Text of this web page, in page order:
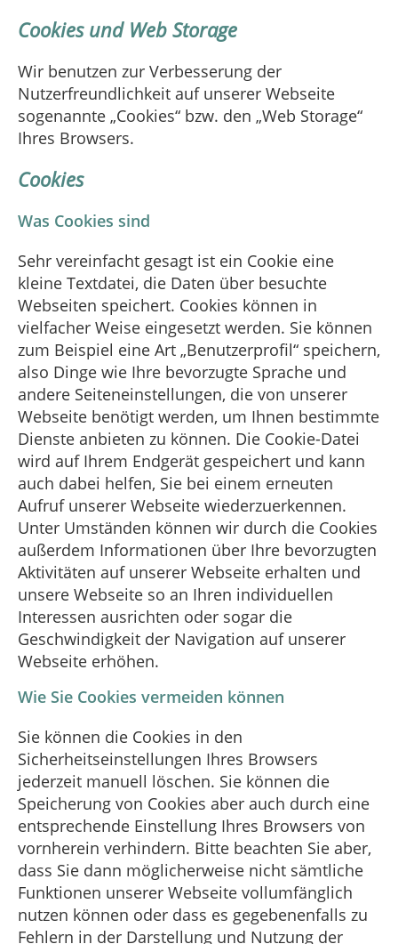
Cookies und Web Storage
Wir benutzen zur Verbesserung der
Nutzerfreundlichkeit auf unserer Webseite
sogenannte „Cookies“ bzw. den „Web Storage“
Ihres Browsers.
Cookies
Was Cookies sind
Sehr vereinfacht gesagt ist ein Cookie eine
kleine Textdatei, die Daten über besuchte
Webseiten speichert. Cookies können in
vielfacher Weise eingesetzt werden. Sie können
zum Beispiel eine Art „Benutzerprofil“ speichern,
also Dinge wie Ihre bevorzugte Sprache und
andere Seiteneinstellungen, die von unserer
Webseite benötigt werden, um Ihnen bestimmte
Dienste anbieten zu können. Die Cookie-Datei
wird auf Ihrem Endgerät gespeichert und kann
auch dabei helfen, Sie bei einem erneuten
Aufruf unserer Webseite wiederzuerkennen.
Unter Umständen können wir durch die Cookies
außerdem Informationen über Ihre bevorzugten
Aktivitäten auf unserer Webseite erhalten und
unsere Webseite so an Ihren individuellen
Interessen ausrichten oder sogar die
Geschwindigkeit der Navigation auf unserer
Webseite erhöhen.
Wie Sie Cookies vermeiden können
Sie können die Cookies in den
Sicherheitseinstellungen Ihres Browsers
jederzeit manuell löschen. Sie können die
Speicherung von Cookies aber auch durch eine
entsprechende Einstellung Ihres Browsers von
vornherein verhindern. Bitte beachten Sie aber,
dass Sie dann möglicherweise nicht sämtliche
Funktionen unserer Webseite vollumfänglich
nutzen können oder dass es gegebenenfalls zu
Fehlern in der Darstellung und Nutzung der